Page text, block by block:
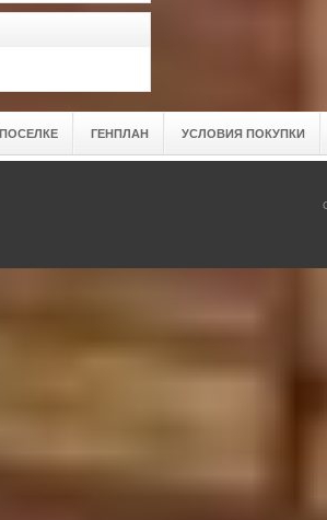
ГЕНПЛАН УСЛОВИЯ ПОКУПКИ